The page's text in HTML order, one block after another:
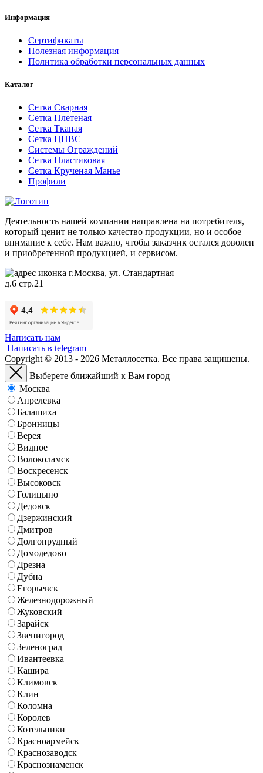
Информация
Сертификаты
Полезная информация
Политика обработки персональных данных
Каталог
Сетка Сварная
Сетка Плетеная
Сетка Тканая
Сетка ЦПВС
Системы Ограждений
Сетка Пластиковая
Сетка Крученая Манье
Профили
Деятельность нашей компании направлена на потребителя,
который ценит не только качество продукции, но и особое
внимание к себе. Нам важно, чтобы заказчик остался доволен
и приобретенной продукцией, и сервисом.
г.Москва, ул. Стандартная
д.6 стр.21
Написать нам
Написать в telegram
Copyright © 2013 - 2026 Металлосетка. Все права защищены.
Выберете ближайший к Вам город
Москва
Апрелевка
Балашиха
Бронницы
Верея
Видное
Волоколамск
Воскресенск
Высоковск
Голицыно
Дедовск
Дзержинский
Дмитров
Долгопрудный
Домодедово
Дрезна
Дубна
Егорьевск
Железнодорожный
Жуковский
Зарайск
Звенигород
Зеленоград
Ивантеевка
Кашира
Климовск
Клин
Коломна
Королев
Котельники
Красноармейск
Краснозаводск
Краснознаменск